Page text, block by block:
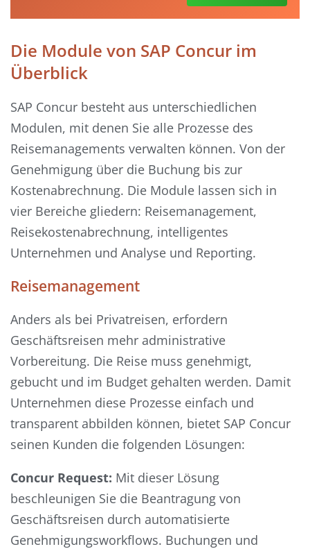
Die Module von SAP Concur im
Überblick
SAP Concur besteht aus unterschiedlichen
Modulen, mit denen Sie alle Prozesse des
Reisemanagements verwalten können. Von der
Genehmigung über die Buchung bis zur
Kostenabrechnung. Die Module lassen sich in
vier Bereiche gliedern: Reisemanagement,
Reisekostenabrechnung, intelligentes
Unternehmen und Analyse und Reporting.
Reisemanagement
Anders als bei Privatreisen, erfordern
Geschäftsreisen mehr administrative
Vorbereitung. Die Reise muss genehmigt,
gebucht und im Budget gehalten werden. Damit
Unternehmen diese Prozesse einfach und
transparent abbilden können, bietet SAP Concur
seinen Kunden die folgenden Lösungen:
Concur Request: Mit dieser Lösung
beschleunigen Sie die Beantragung von
Geschäftsreisen durch automatisierte
Genehmigungsworkflows. Buchungen und